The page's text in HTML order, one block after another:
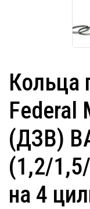
Кольца
Federal
(ДЗВ)
(1,2/
на 4